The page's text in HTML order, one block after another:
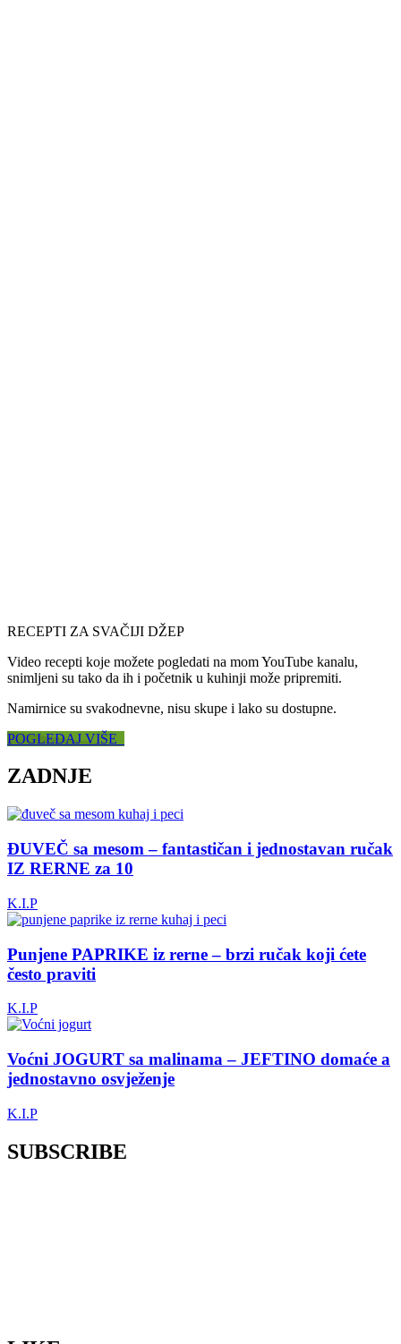
RECEPTI ZA SVAČIJI DŽEP
Video recepti koje možete pogledati na mom YouTube kanalu,
snimljeni su tako da ih i početnik u kuhinji može pripremiti.
Namirnice su svakodnevne, nisu skupe i lako su dostupne.
POGLEDAJ VIŠE
ZADNJE
ĐUVEČ sa mesom – fantastičan i jednostavan ručak
IZ RERNE za 10
K.I.P
Punjene PAPRIKE iz rerne – brzi ručak koji ćete
često praviti
K.I.P
Voćni JOGURT sa malinama – JEFTINO domaće a
jednostavno osvježenje
K.I.P
SUBSCRIBE